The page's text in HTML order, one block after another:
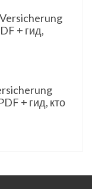
+ гид,
+ гид, кто